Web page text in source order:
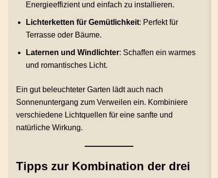
Energieeffizient und einfach zu installieren.
Lichterketten für Gemütlichkeit: Perfekt für
Terrasse oder Bäume.
Laternen und Windlichter: Schaffen ein warmes
und romantisches Licht.
Ein gut beleuchteter Garten lädt auch nach
Sonnenuntergang zum Verweilen ein. Kombiniere
verschiedene Lichtquellen für eine sanfte und
natürliche Wirkung.
Tipps zur Kombination der drei